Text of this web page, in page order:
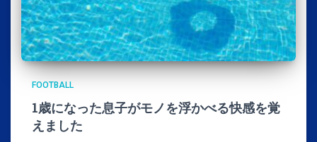
FOOTBALL
1歳になった息子がモノを浮かべる快感を覚
えました